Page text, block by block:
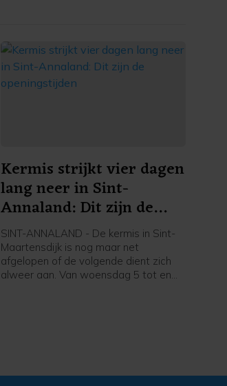
Kermis strijkt vier dagen
lang neer in Sint-
Annaland: Dit zijn de
openingstijden
SINT-ANNALAND - De kermis in Sint-
Maartensdijk is nog maar net
afgelopen of de volgende dient zich
alweer aan. Van woensdag 5 tot en